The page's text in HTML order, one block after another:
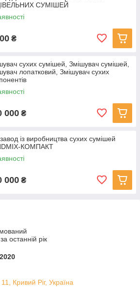
СУМІШЕЙ
₴
сухих сумішей, Змішувач сумішей,
лопатковий, Змішувач сухих
000 ₴
із виробництва сухих сумішей
КОМПАКТ
000 ₴
останній рік
Кривий Ріг, Україна